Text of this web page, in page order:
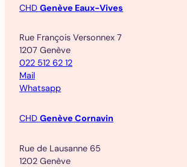
CHD Genève Eaux-Vives
Rue François Versonnex 7
1207 Genève
022 512 62 12
Mail
Whatsapp
CHD Genève Cornavin
Rue de Lausanne 65
1202 Genève